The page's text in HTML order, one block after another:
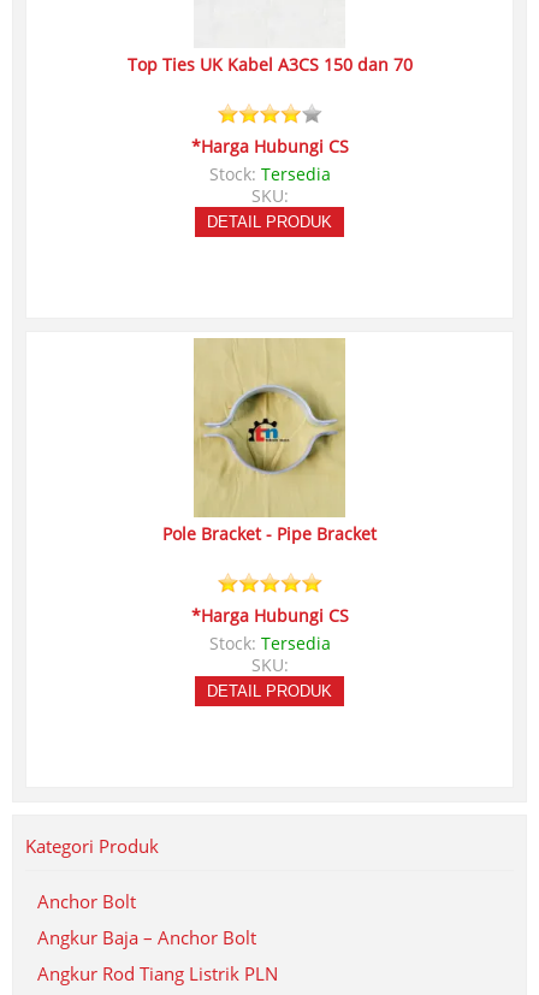
Top Ties UK Kabel A3CS 150 dan 70
*Harga Hubungi CS
Stock: Tersedia
SKU:
DETAIL PRODUK
Pole Bracket - Pipe Bracket
*Harga Hubungi CS
Stock: Tersedia
SKU:
DETAIL PRODUK
Kategori Produk
Anchor Bolt
Angkur Baja – Anchor Bolt
Angkur Rod Tiang Listrik PLN